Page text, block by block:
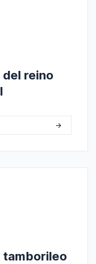
reino
->
tamborileo